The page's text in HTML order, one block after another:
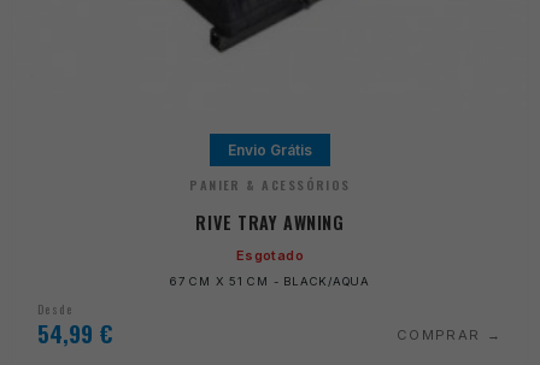
Envio Grátis
PANIER & ACESSÓRIOS
RIVE TRAY AWNING
Esgotado
67 CM X 51 CM - BLACK/AQUA
Desde
54,99 € COMPRAR